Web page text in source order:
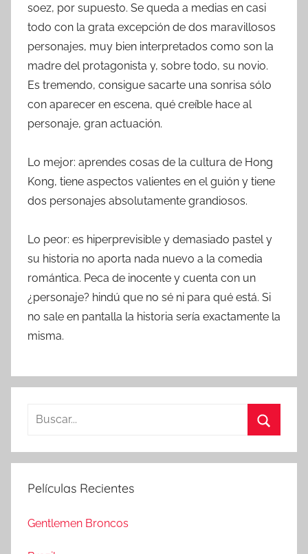
soez, por supuesto. Se queda a medias en casi
todo con la grata excepción de dos maravillosos
personajes, muy bien interpretados como son la
madre del protagonista y, sobre todo, su novio.
Es tremendo, consigue sacarte una sonrisa sólo
con aparecer en escena, qué creíble hace al
personaje, gran actuación.
Lo mejor: aprendes cosas de la cultura de Hong
Kong, tiene aspectos valientes en el guión y tiene
dos personajes absolutamente grandiosos.
Lo peor: es hiperprevisible y demasiado pastel y
su historia no aporta nada nuevo a la comedia
romántica. Peca de inocente y cuenta con un
¿personaje? hindú que no sé ni para qué está. Si
no sale en pantalla la historia sería exactamente la
misma.
s
a
:
u
Películas Recientes
Gentlemen Broncos